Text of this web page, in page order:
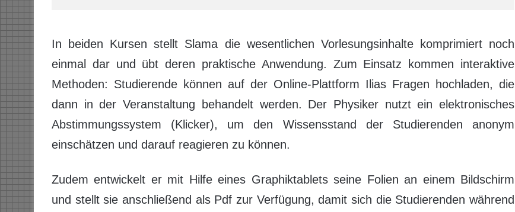
In beiden Kursen stellt Slama die wesentlichen Vorlesungsinhalte komprimiert noch
einmal dar und übt deren praktische Anwendung. Zum Einsatz kommen interaktive
Methoden: Studierende können auf der Online-Plattform Ilias Fragen hochladen, die
dann in der Veranstaltung behandelt werden. Der Physiker nutzt ein elektronisches
Abstimmungssystem (Klicker), um den Wissensstand der Studierenden anonym
einschätzen und darauf reagieren zu können.
Zudem entwickelt er mit Hilfe eines Graphiktablets seine Folien an einem Bildschirm
und stellt sie anschließend als Pdf zur Verfügung, damit sich die Studierenden während